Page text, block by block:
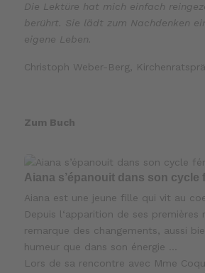
Die Lektüre hat mich einfach
berührt. Sie lädt zum Nachdenken
eigene Leben.
Christoph Weber-Berg,
Zum Buch
Aiana s’épanouit dans son cycle
Aiana est une jeune fille qui vit au
Depuis l‘apparition de ses premières
remarque des changements, aussi
humeur que dans son énergie …
Lors de sa rencontre avec Mme